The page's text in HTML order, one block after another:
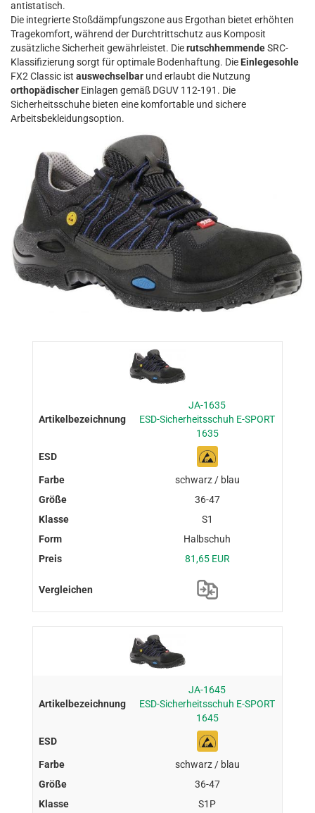
antistatisch.
Die integrierte Stoßdämpfungszone aus Ergothan bietet erhöhten
Tragekomfort, während der Durchtrittschutz aus Komposit
zusätzliche Sicherheit gewährleistet. DierutschhemmendeSRC-
Klassifizierung sorgt für optimale Bodenhaftung. Die Einlegesohle
FX2 Classic ist auswechselbar und erlaubt die Nutzung
orthopädischer Einlagen gemäß DGUV 112-191. Die
Sicherheitsschuhe bieten eine komfortable und sichere
Arbeitsbekleidungsoption.
JA-1635
ESD-Sicherheitsschuh E-SPORT
1635
schwarz / blau
36-47
S1
Halbschuh
81,65 EUR
JA-1645
ESD-Sicherheitsschuh E-SPORT
1645
schwarz / blau
36-47
S1P